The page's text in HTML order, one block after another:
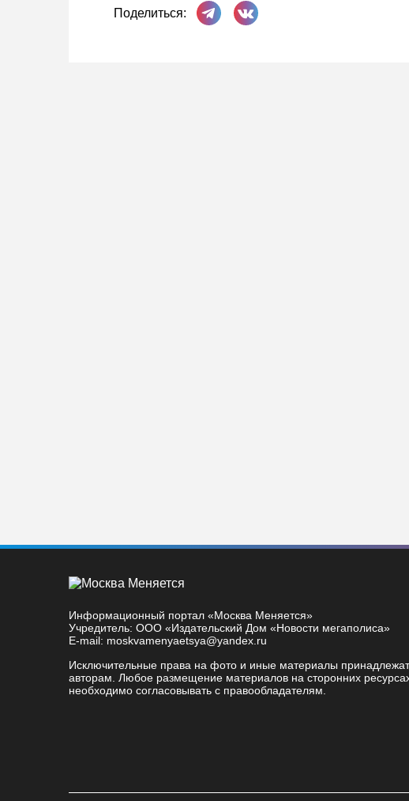
Поделиться:
Информационный портал «Москва Меняется»
Учредитель: ООО «Издательский Дом «Новости мегаполиса»
E-mail: moskvamenyaetsya@yandex.ru
Исключительные права на фото и иные материалы принадлежат
авторам. Любое размещение материалов на сторонних
необходимо согласовывать с правообладателям.